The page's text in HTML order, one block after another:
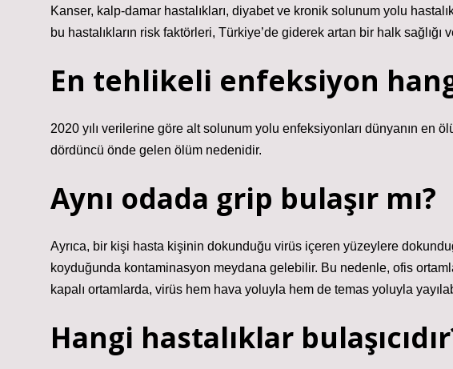
Kanser, kalp-damar hastalıkları, diyabet ve kronik solunum yolu
bu hastalıkların risk faktörleri, Türkiye’de giderek artan bir halk
En tehlikeli enfeksiyon
2020 yılı verilerine göre alt solunum yolu enfeksiyonları dünyanın en
dördüncü önde gelen ölüm nedenidir.
Aynı odada grip bulaşır mı?
Ayrıca, bir kişi hasta kişinin dokunduğu virüs içeren yüzeylere
koyduğunda kontaminasyon meydana gelebilir. Bu nedenle, ofis
kapalı ortamlarda, virüs hem hava yoluyla hem de temas yoluyla
Hangi hastalıklar